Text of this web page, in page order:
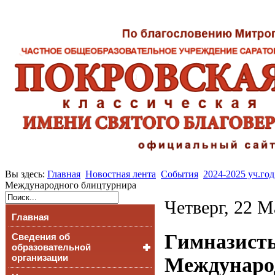
Вы здесь: Главная Новостная лента События 2024-2025 уч.год
Международного блицтурнира
Главная
Сведения об
образовательной
организации
Четверг, 22